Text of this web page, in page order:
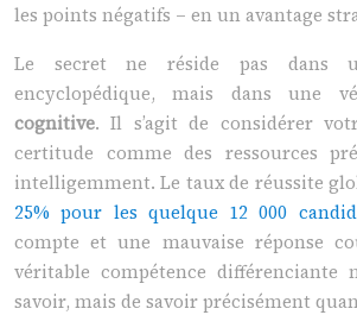
les points négatifs – en un avantage
Le secret ne réside pas dans
encyclopédique, mais dans une
cognitive. Il s’agit de considérer
certitude comme des ressources
intelligemment. Le taux de réussite
25% pour les quelque 12 000
compte et une mauvaise réponse
véritable compétence différenciante
savoir, mais de savoir précisément